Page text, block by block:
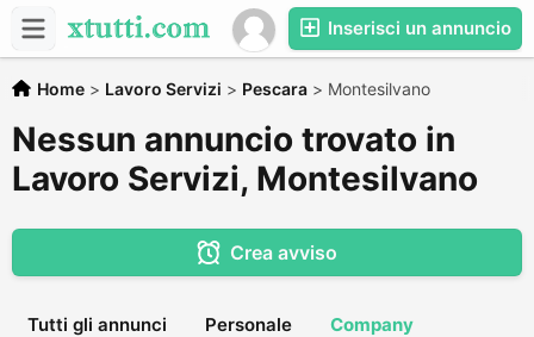
Inserisci un annuncio
Home > Lavoro Servizi > Pescara > Montesilvano
Nessun annuncio trovato in
Lavoro Servizi, Montesilvano
Crea avviso
Tutti gli annunci Personale Company